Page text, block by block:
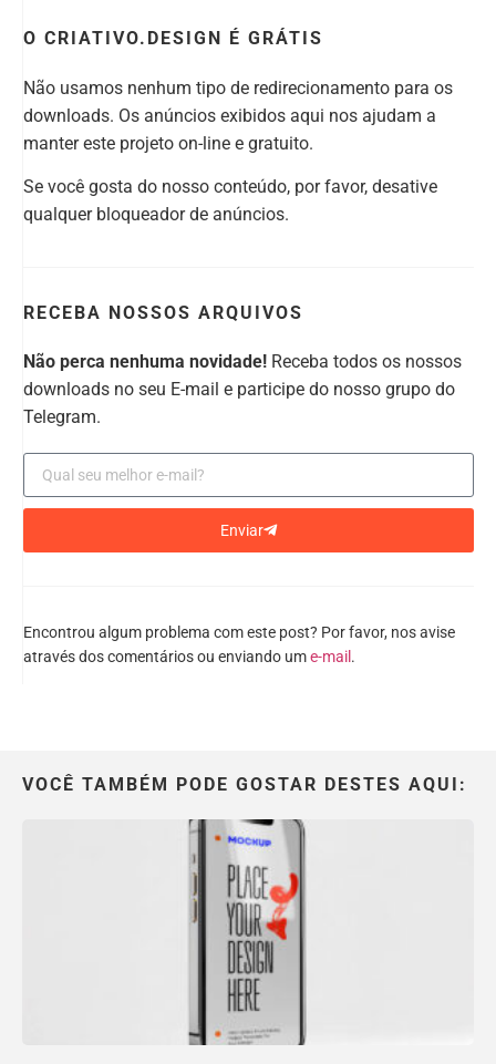
O CRIATIVO.DESIGN É GRÁTIS
Não usamos nenhum tipo de redirecionamento para os
downloads. Os anúncios exibidos aqui nos ajudam a
manter este projeto on-line e gratuito.
Se você gosta do nosso conteúdo, por favor, desative
qualquer bloqueador de anúncios.
RECEBA NOSSOS ARQUIVOS
Não perca nenhuma novidade! Receba todos os nossos
downloads no seu E-mail e participe do nosso grupo do
Telegram.
Enviar
Encontrou algum problema com este post? Por favor, nos avise
através dos comentários ou enviando ume-mail .
VOCÊ TAMBÉM PODE GOSTAR DESTES AQUI: